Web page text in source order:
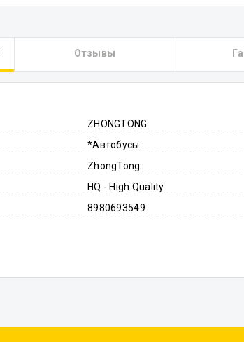
Отзывы
ZHONGTONG
*Автобусы
ZhongTong
HQ - High Quality
8980693549